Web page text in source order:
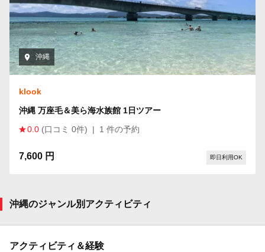
沖縄
klook
沖縄 万座毛＆美ら海水族館 1日ツアー
0.0 (口コミ 0件) | 1 件の予約
7,600 円 即日利用OK
沖縄のジャンル別アクティビティ
アクティビティ＆経験